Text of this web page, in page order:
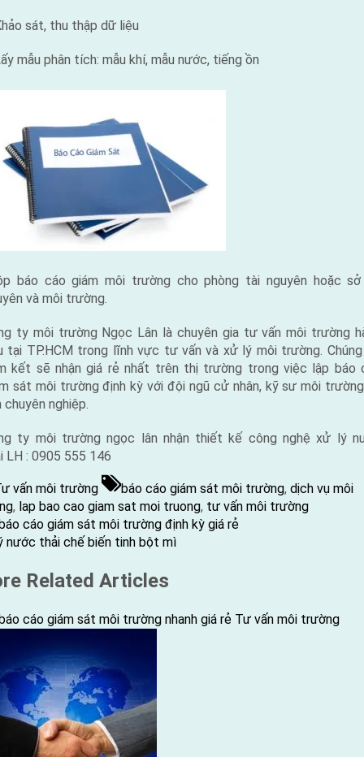
sát, thu thập dữ liệu
mẫu phân tích: mẫu khí, mẫu nước, tiếng ồn
báo cáo giám môi trường cho phòng tài nguyên hoặc
và môi trường.
ty môi trường Ngọc Lân là chuyên gia tư vấn môi trường
tại TP.HCM trong lĩnh vực tư vấn và xử lý môi trường.
kết sẽ nhận giá rẻ nhất trên thị trường trong việc lập báo
sát môi trường định kỳ với đội ngũ cử nhân, kỹ sư môi
chuyên nghiệp.
ty môi trường ngọc lân nhận thiết kế công nghệ xử lý
LH : 0905 555 146
vấn môi trường Tags:
báo cáo giám sát môi trường, dịch vụ môi
, lap bao cao giam sat moi truong, tư vấn môi trường
cáo giám sát môi trường định kỳ giá rẻ
nước thải chế biến tinh bột mì
Related Articles
cáo giám sát môi trường nhanh giá rẻ Tư vấn môi trường